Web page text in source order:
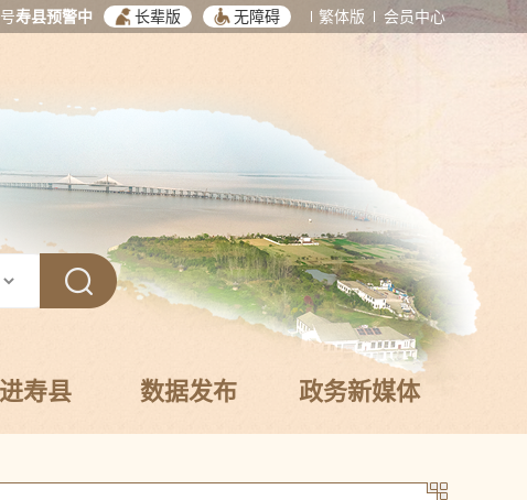
寿县预警中 长辈版 无障碍 繁体版 会员中心
寿县 数据发布 政务新媒体